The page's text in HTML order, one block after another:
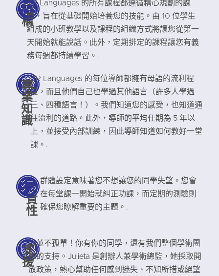
結
構
CR Languages 的所有課程都遵循精心規劃的課
程，旨在從基礎開始培養您的技能。由 10 位學生
組成的小班教學以及課程的組織方式將讓您從第一
天開始就能說話。此外，定期排定的課程讓您有義
務每週都持續學習。.
專
業
知
識
CR Languages 的每位導師都擁有母語的流利程
度，而且他們自己也學過其他語言（許多人學過
三、四種語言！）。我們知道您的感受，也知道通
往流利的道路。此外，導師的平均任期為 5 年以
上，並接受內部訓練，因此導師知道如何教好一堂
課。.
問
責
性
群體設定意味著您不想讓您的同學失望。您會
在每堂課一開始就糾正功課，而定期的測驗則
確保您瞭解重要的主題。.
支
援
您並不孤單！你有你的同學，還有我們整個學術團
隊的支持。Julieta 是創辦人兼學術總監，她採取開
放政策，熱心幫助任何感到迷失、不知所措或絕望